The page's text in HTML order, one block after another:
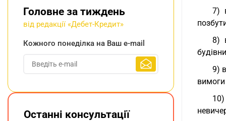
7)
8)
9)
вимоги
Головне за тиждень
від редакції «Дебет-Кредит»
Кожного понеділка на Ваш e-mail
Останні консультації